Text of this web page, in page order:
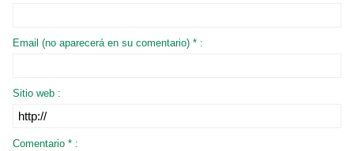
Email (no aparecerá en su comentario) * :
Sitio web :
Comentario * :